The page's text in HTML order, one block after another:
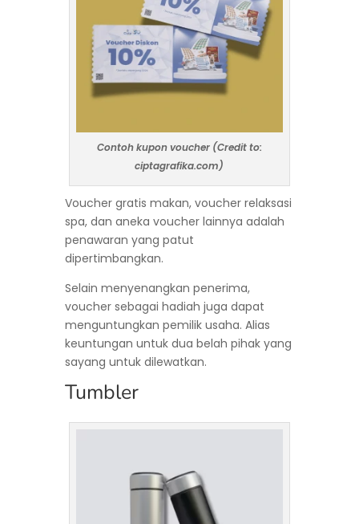
Contoh kupon voucher (Credit to:
ciptagrafika.com)
Voucher gratis makan, voucher relaksasi
spa, dan aneka voucher lainnya adalah
penawaran yang patut
dipertimbangkan.
Selain menyenangkan penerima,
voucher sebagai hadiah juga dapat
menguntungkan pemilik usaha. Alias
keuntungan untuk dua belah pihak yang
sayang untuk dilewatkan.
Tumbler